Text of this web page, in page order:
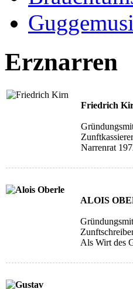
Erznarren
Friedrich
Narrenrat
ALOIS
Als Wirt des